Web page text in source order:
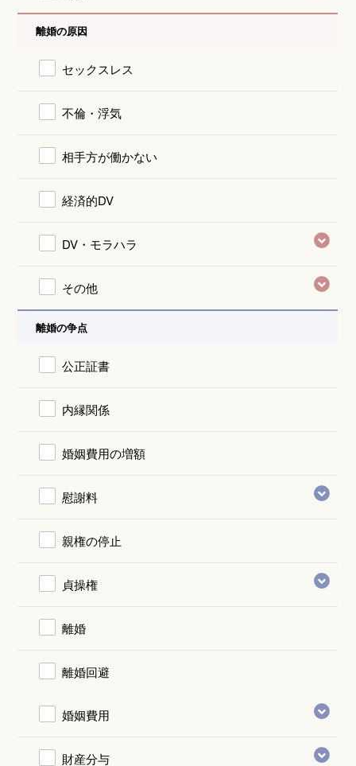
離婚の原因
セックスレス
不倫・浮気
相手方が働かない
経済的DV
DV・モラハラ
その他
離婚の争点
公正証書
内縁関係
婚姻費用の増額
慰謝料
親権の停止
貞操権
離婚
離婚回避
婚姻費用
財産分与